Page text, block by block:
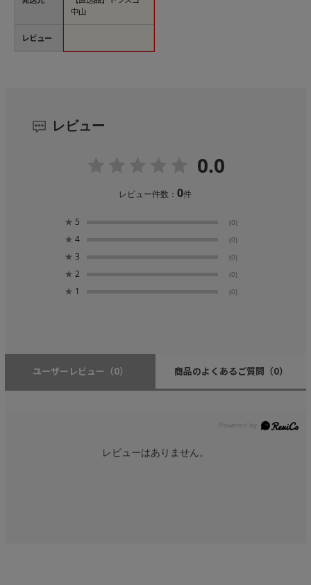
レビュー
中山
レビュー
0.0
レビュー件数：0件
★ 5 (0)
★ 4 (0)
★ 3 (0)
★ 2 (0)
★ 1 (0)
ユーザーレビュー （0） 商品のよくあるご質問 （0）
レビューはありません。